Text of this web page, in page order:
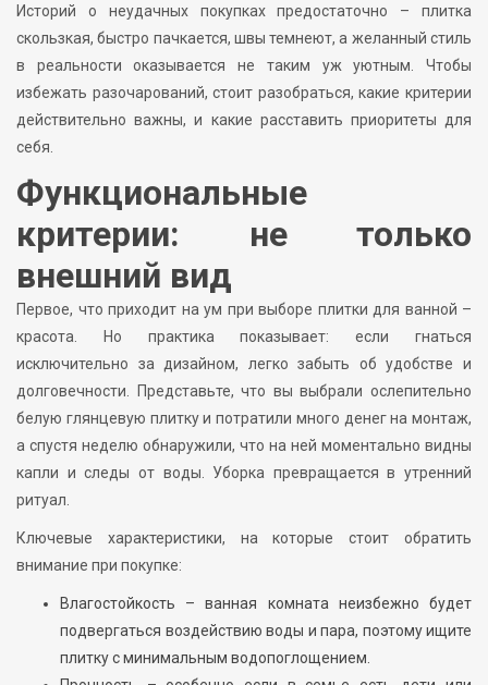
Историй о неудачных покупках предостаточно – плитка
скользкая, быстро пачкается, швы темнеют, а желанный стиль
в реальности оказывается не таким уж уютным. Чтобы
избежать разочарований, стоит разобраться, какие критерии
действительно важны, и какие расставить приоритеты для
себя.
Функциональные
критерии: не только
внешний вид
Первое, что приходит на ум при выборе плитки для ванной –
красота. Но практика показывает: если гнаться
исключительно за дизайном, легко забыть об удобстве и
долговечности. Представьте, что вы выбрали ослепительно
белую глянцевую плитку и потратили много денег на монтаж,
а спустя неделю обнаружили, что на ней моментально видны
капли и следы от воды. Уборка превращается в утренний
ритуал.
Ключевые характеристики, на которые стоит обратить
внимание при покупке:
Влагостойкость – ванная комната неизбежно будет
подвергаться воздействию воды и пара, поэтому ищите
плитку с минимальным водопоглощением.